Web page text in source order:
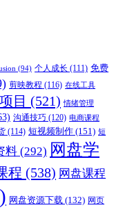
(94) 个人成长 (111) 免费
剪映教程 (116) 在线工具
目 (521) 情绪管理
沟通技巧 (120) 电商课程
(114) 短视频制作 (151) 短
料 (292) 网盘学
程 (538) 网盘课程
网盘资源下载 (132) 网页